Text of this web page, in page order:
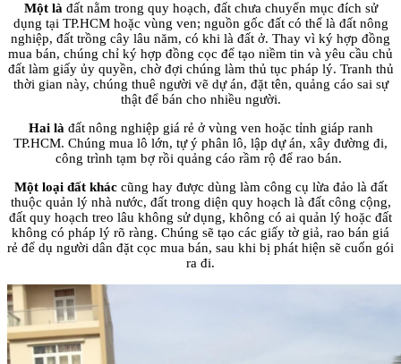
Một là đất nằm trong quy hoạch, đất chưa chuyển mục đích sử
dụng tại TP.HCM hoặc vùng ven; nguồn gốc đất có thể là đất nông
nghiệp, đất trồng cây lâu năm, có khi là đất ở. Thay vì ký hợp đồng
mua bán, chúng chỉ ký hợp đồng cọc để tạo niềm tin và yêu cầu chủ
đất làm giấy ủy quyền, chờ đợi chúng làm thủ tục pháp lý. Tranh thủ
thời gian này, chúng thuê người vẽ dự án, đặt tên, quảng cáo sai sự
thật để bán cho nhiều người.
Hai là đất nông nghiệp giá rẻ ở vùng ven hoặc tỉnh giáp ranh
TP.HCM. Chúng mua lô lớn, tự ý phân lô, lập dự án, xây đường đi,
công trình tạm bợ rồi quảng cáo rầm rộ để rao bán.
Một loại đất kháccũng hay được dùng làm công cụ lừa đảo là đất
thuộc quản lý nhà nước, đất trong diện quy hoạch là đất công cộng,
đất quy hoạch treo lâu không sử dụng, không có ai quản lý hoặc đất
không có pháp lý rõ ràng. Chúng sẽ tạo các giấy tờ giả, rao bán giá
rẻ để dụ người dân đặt cọc mua bán, sau khi bị phát hiện sẽ cuốn gói
ra đi.